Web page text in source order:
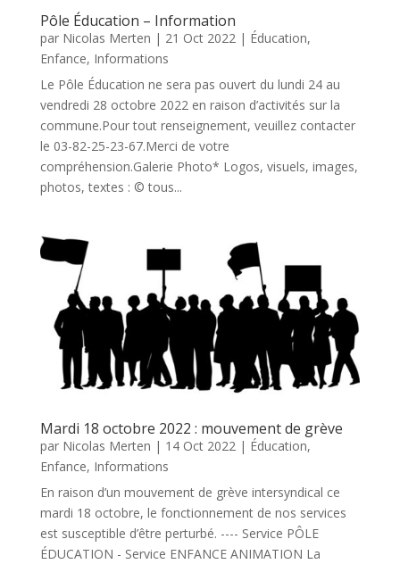
Pôle Éducation – Information
par Nicolas Merten | 21 Oct 2022 | Éducation,
Enfance, Informations
Le Pôle Éducation ne sera pas ouvert du lundi 24 au
vendredi 28 octobre 2022 en raison d’activités sur la
commune.Pour tout renseignement, veuillez contacter
le 03-82-25-23-67.Merci de votre
compréhension.Galerie Photo* Logos, visuels, images,
photos, textes : © tous...
Mardi 18 octobre 2022 : mouvement de grève
par Nicolas Merten | 14 Oct 2022| Éducation,
Enfance, Informations
En raison d’un mouvement de grève intersyndical ce
mardi 18 octobre, le fonctionnement de nos services
est susceptible d’être perturbé. ---- Service PÔLE
ÉDUCATION - Service ENFANCE ANIMATION La